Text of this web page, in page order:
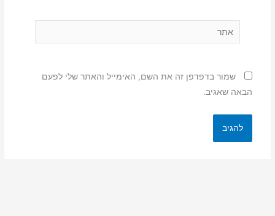
שמור בדפדפן זה את השם, האימייל והאתר שלי לפעם
הבאה שאגיב.